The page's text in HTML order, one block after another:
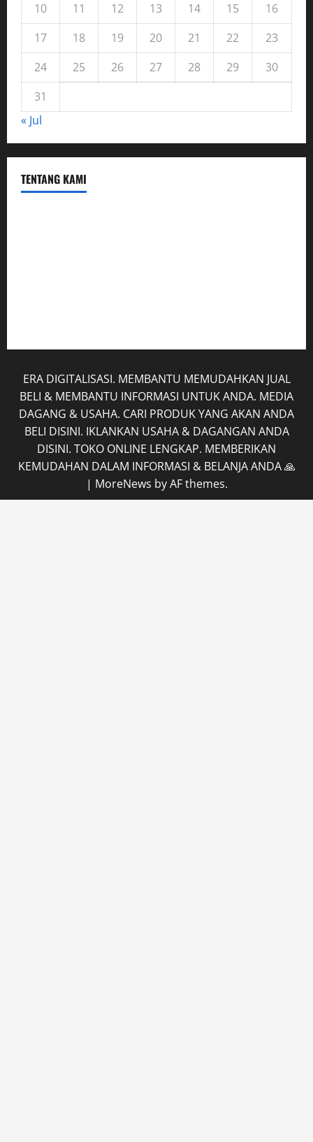
10
11 12 13 14 15
16
17
18 19 20 21 22
23
24
25 26 27 28 29
30
31
« Jul
TENTANG KAMI
ERA DIGITALISASI. MEMBANTU MEMUDAHKAN JUAL
BELI & MEMBANTU INFORMASI UNTUK ANDA. MEDIA
DAGANG & USAHA. CARI PRODUK YANG AKAN ANDA
BELI DISINI. IKLANKAN USAHA & DAGANGAN ANDA
DISINI. TOKO ONLINE LENGKAP. MEMBERIKAN
KEMUDAHAN DALAM INFORMASI & BELANJA ANDA 🙏
| MoreNews by AF themes.